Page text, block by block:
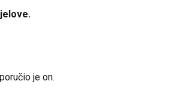
je on.